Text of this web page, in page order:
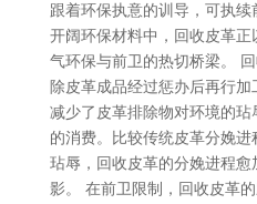
跟着环保执意的训导，可执
开阔环保材料中，回收皮革
气环保与前卫的热切桥梁。
除皮革成品经过惩办后再行
减少了皮革排除物对环境的
的消费。比较传统皮革分娩
玷辱，回收皮革的分娩进程
影。 在前卫限制，回收皮革